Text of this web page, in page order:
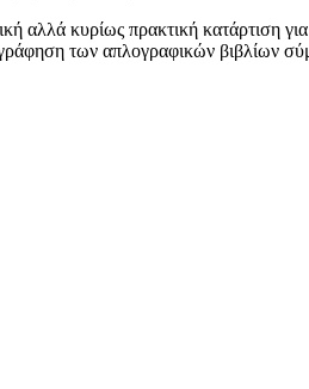
αλλά κυρίως πρακτική κατάρτιση
των απλογραφικών βιβλίων